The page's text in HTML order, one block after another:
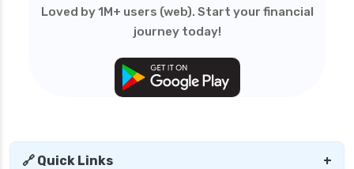
Loved by 1M+ users (web). Start your financial
journey today!
🔗 Quick Links +